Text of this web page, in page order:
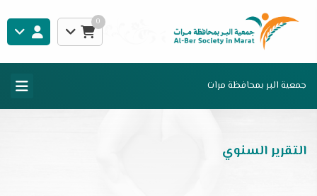
0
جمعية البر بمحافظة مرات
التقرير السنوي